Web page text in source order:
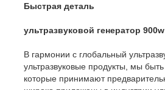
Быстрая деталь
ультразвуковой генератор
В гармонии с глобальный
ультразвуковые продукты, мы
которые принимают